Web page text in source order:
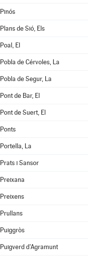
Pinós
Plans de Sió, Els
Poal, El
Pobla de Cérvoles, La
Pobla de Segur, La
Pont de Bar, El
Pont de Suert, El
Ponts
Portella, La
Prats i Sansor
Preixana
Preixens
Prullans
Puiggròs
Puigverd d'Agramunt